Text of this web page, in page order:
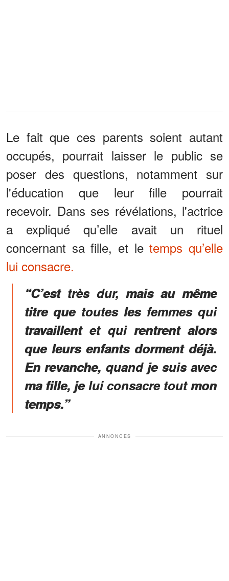
Le fait que ces parents soient autant
occupés, pourrait laisser le public se
poser des questions, notamment sur
l'éducation que leur fille pourrait
recevoir. Dans ses révélations, l'actrice
a expliqué qu’elle avait un rituel
concernant sa fille, et letemps qu’elle
lui consacre.
“C’est très dur, mais au même
titre que toutes les femmes qui
travaillent et qui rentrent alors
que leurs enfants dorment déjà.
En revanche, quand je suis avec
ma fille, je lui consacre tout mon
temps.”
ANNONCES